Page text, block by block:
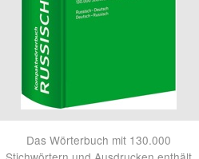
Das Wörterbuch mit 130.000